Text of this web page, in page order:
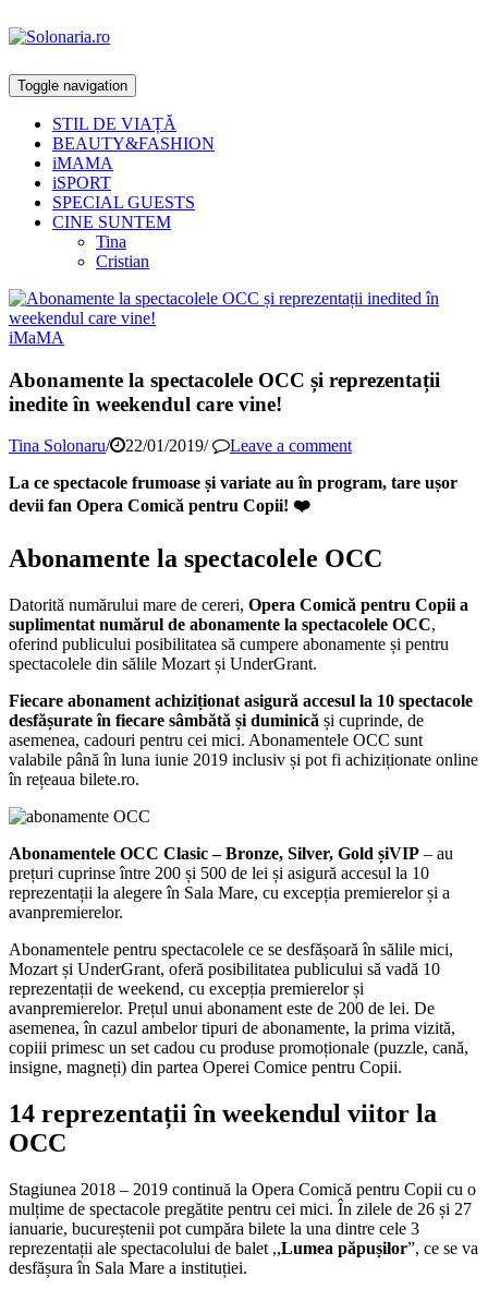
Toggle navigation
STIL DE VIAȚĂ
BEAUTY&FASHION
iMAMA
iSPORT
SPECIAL GUESTS
CINE SUNTEM
Tina
Cristian
iMaMA
Abonamente la spectacolele OCC și reprezentații
inedite în weekendul care vine!
Tina Solonaru/ 22/01/2019/
Leave a comment
La ce spectacole frumoase și variate au în program, tare ușor
devii fan Opera Comică pentru Copii! ❤️
Abonamente la spectacolele OCC
Datorită numărului mare de cereri, Opera Comică pentru Copii a
suplimentat numărul de abonamente la spectacolele OCC,
oferind publicului posibilitatea să cumpere abonamente și pentru
spectacolele din sălile Mozart și UnderGrant.
Fiecare abonament achiziționat asigură accesul la 10 spectacole
desfășurate în fiecare sâmbătă și duminică și cuprinde, de
asemenea, cadouri pentru cei mici. Abonamentele OCC sunt
valabile până în luna iunie 2019 inclusiv și pot fi achiziționate online
în rețeaua bilete.ro.
Abonamentele OCC Clasic – Bronze, Silver, Gold șiVIP – au
prețuri cuprinse între 200 și 500 de lei și asigură accesul la 10
reprezentații la alegere în Sala Mare, cu excepția premierelor și a
avanpremierelor.
Abonamentele pentru spectacolele ce se desfășoară în sălile mici,
Mozart și UnderGrant, oferă posibilitatea publicului să vadă 10
reprezentații de weekend, cu excepția premierelor și
avanpremierelor. Prețul unui abonament este de 200 de lei. De
asemenea, în cazul ambelor tipuri de abonamente, la prima vizită,
copiii primesc un set cadou cu produse promoționale (puzzle, cană,
insigne, magneți) din partea Operei Comice pentru Copii.
14 reprezentații în weekendul viitor la
OCC
Stagiunea 2018 – 2019 continuă la Opera Comică pentru Copii cu o
mulțime de spectacole pregătite pentru cei mici. În zilele de 26 și 27
ianuarie, bucureștenii pot cumpăra bilete la una dintre cele 3
reprezentații ale spectacolului de balet ,,Lumea păpușilor”, ce se va
desfășura în Sala Mare a instituției.